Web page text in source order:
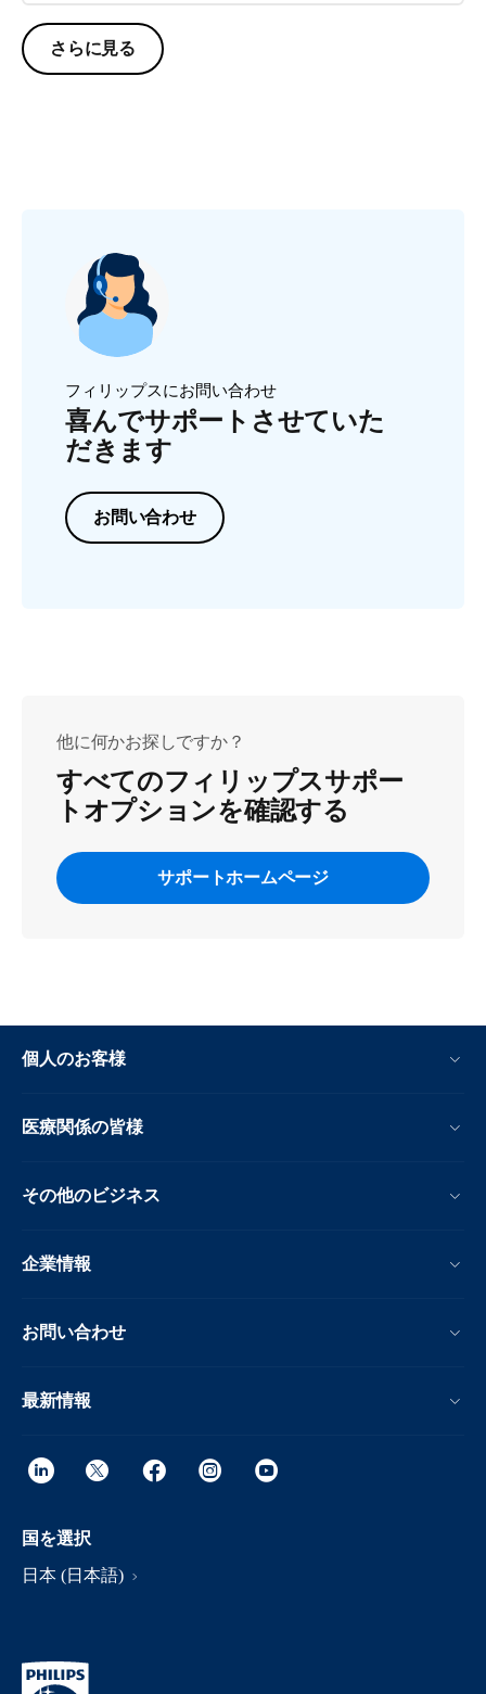
さらに見る
フィリップスにお問い合わせ
喜んでサポートさせていた
だきます
お問い合わせ
他に何かお探しですか？
すべてのフィリップスサポー
トオプションを確認する
サポートホームページ
個人のお客様
医療関係の皆様
その他のビジネス
企業情報
お問い合わせ
最新情報
国を選択
日本 (日本語)